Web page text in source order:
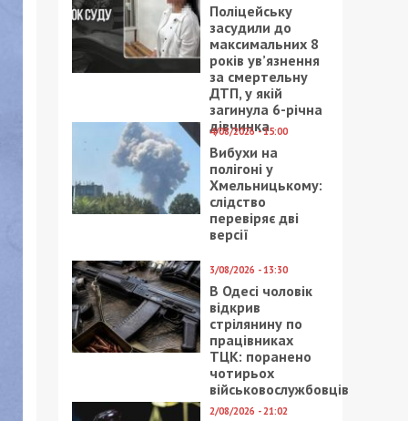
Поліцейську
засудили до
максимальних 8
років ув’язнення
за смертельну
ДТП, у якій
загинула 6-річна
дівчинка
4/08/2026 - 15:00
Вибухи на
полігоні у
Хмельницькому:
слідство
перевіряє дві
версії
3/08/2026 - 13:30
В Одесі чоловік
відкрив
стрілянину по
працівниках
ТЦК: поранено
чотирьох
військовослужбовців
2/08/2026 - 21:02